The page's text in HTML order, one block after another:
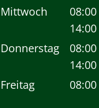
Von
Mittwoch 08:00
Von
14:00
Von
Donnerstag 08:00
Von
14:00
Von
Freitag 08:00
Von